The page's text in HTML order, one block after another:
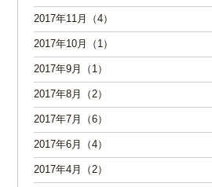
2017年11月（4）
2017年10月（1）
2017年9月（1）
2017年8月（2）
2017年7月（6）
2017年6月（4）
2017年4月（2）